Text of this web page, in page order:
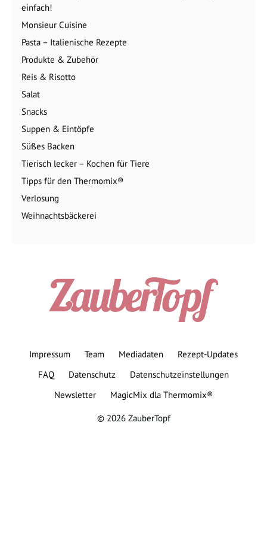
einfach!
Monsieur Cuisine
Pasta – Italienische Rezepte
Produkte & Zubehör
Reis & Risotto
Salat
Snacks
Suppen & Eintöpfe
Süßes Backen
Tierisch lecker – Kochen für Tiere
Tipps für den Thermomix®
Verlosung
Weihnachtsbäckerei
Impressum Team Mediadaten
Rezept-Updates
FAQ
Datenschutz
Datenschutzeinstellungen
Newsletter
MagicMix dla Thermomix®
© 2026 ZauberTopf